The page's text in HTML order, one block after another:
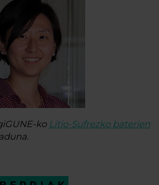
ko Litio-Sufrezko baterien